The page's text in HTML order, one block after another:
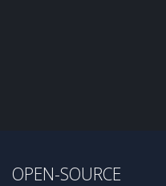
OPEN-SOURCE